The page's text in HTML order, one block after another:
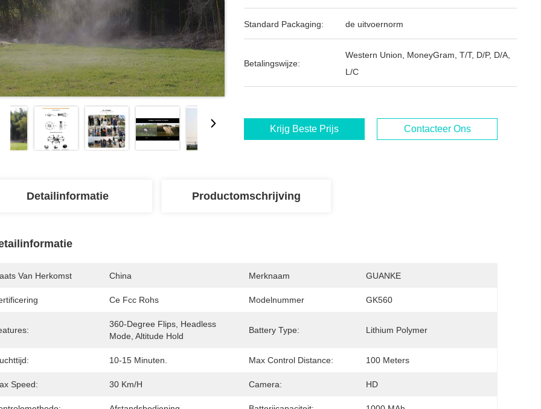
Standard Packaging: de uitvoernorm
Betalingswijze:
Western Union, MoneyGram, T/T, D/P, D/A,
L/C
Krijg Beste Prijs Contacteer Ons
Detailinformatie Productomschrijving
Van Herkomst China Merknaam GUANKE
Ce Fcc Rohs Modelnummer GK560
360-Degree Flips, Headless
Mode, Altitude Hold
Battery Type: Lithium Polymer
10-15 Minuten. Max Control Distance: 100 Meters
Speed: 30 Km/h Camera: HD